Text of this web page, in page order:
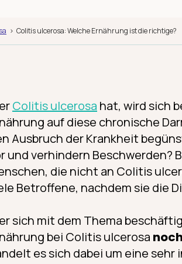
Colitis ulcerosa: Welche Ernährung ist die richtige?
Colitis ulcerosa hat, wird sich
auf diese chronische
Ausbruch der Krankheit
und verhindern Beschwerden?
die nicht an Colitis
Betroffene, nachdem sie die
sich mit dem Thema
bei Colitis ulcerosa
es sich dabei um eine